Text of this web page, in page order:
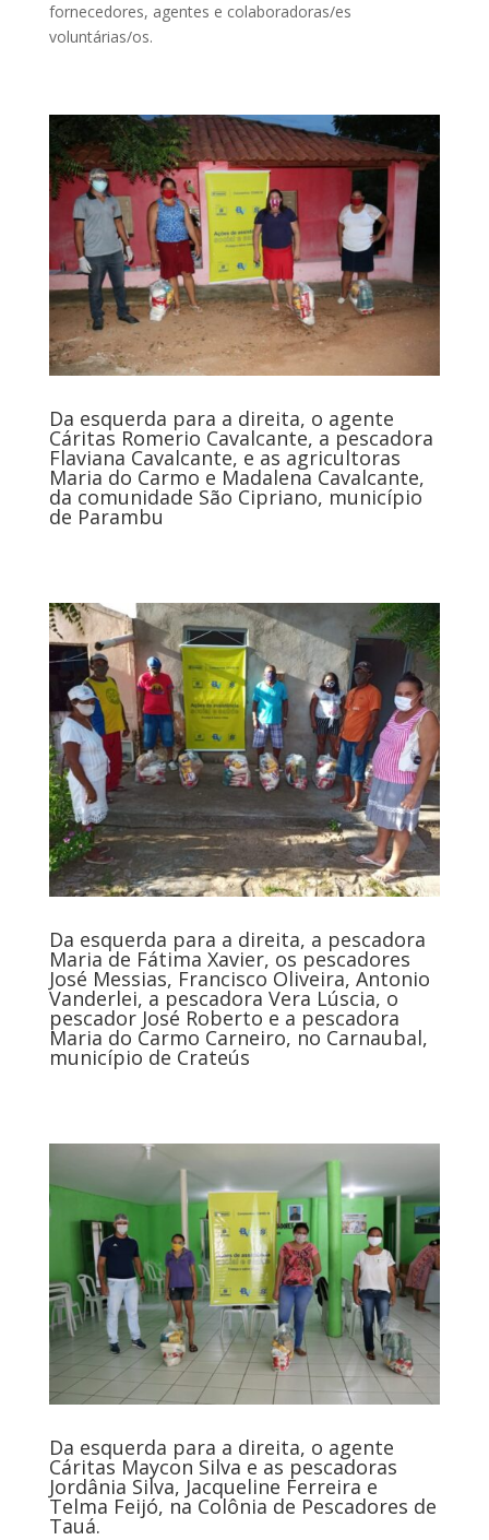
fornecedores, agentes e colaboradoras/es
voluntárias/os.
Da esquerda para a direita, o agente
Cáritas Romerio Cavalcante, a pescadora
Flaviana Cavalcante, e as agricultoras
Maria do Carmo e Madalena Cavalcante,
da comunidade São Cipriano, município
de Parambu
Da esquerda para a direita, a pescadora
Maria de Fátima Xavier, os pescadores
José Messias, Francisco Oliveira, Antonio
Vanderlei, a pescadora Vera Lúscia, o
pescador José Roberto e a pescadora
Maria do Carmo Carneiro, no Carnaubal,
município de Crateús
Da esquerda para a direita, o agente
Cáritas Maycon Silva e as pescadoras
Jordânia Silva, Jacqueline Ferreira e
Telma Feijó, na Colônia de Pescadores de
Tauá.